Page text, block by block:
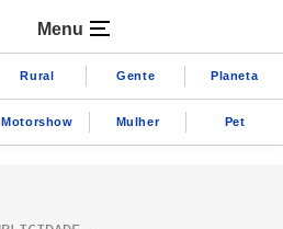
Menu
Rural Gente Planeta
Motorshow Mulher Pet